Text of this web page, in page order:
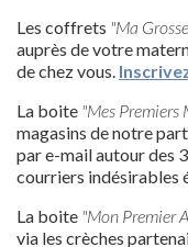
Les coffrets "Ma
auprès de votre
de chez vous.
La boite "Mes Premiers
magasins de notre
par e-mail autour des
courriers indésirables
La boite "Mon Premier
via les crèches